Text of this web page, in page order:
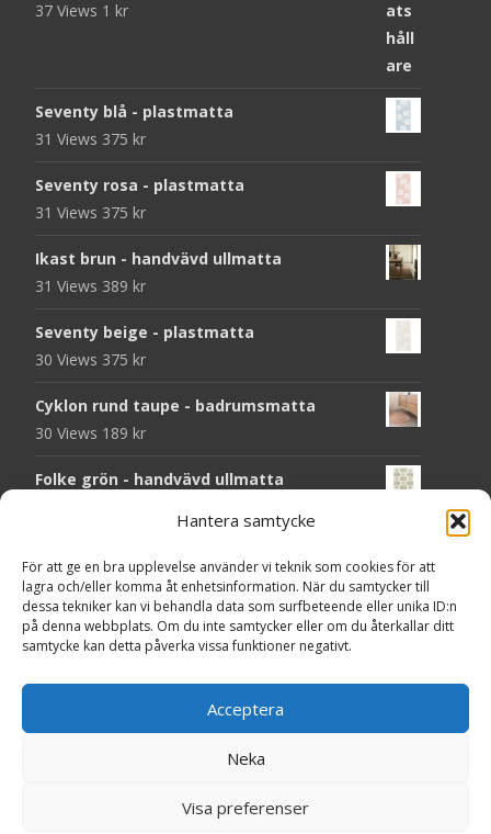
Hantera samtycke
För att ge en bra upplevelse använder vi teknik som cookies för att
lagra och/eller komma åt enhetsinformation. När du samtycker till
dessa tekniker kan vi behandla data som surfbeteende eller unika ID:n
på denna webbplats. Om du inte samtycker eller om du återkallar ditt
samtycke kan detta påverka vissa funktioner negativt.
Acceptera
Neka
Visa preferenser
37 Views 1 kr
Seventy blå - plastmatta
31 Views 375 kr
Seventy rosa - plastmatta
31 Views 375 kr
Ikast brun - handvävd ullmatta
31 Views 389 kr
Seventy beige - plastmatta
30 Views 375 kr
Cyklon rund taupe - badrumsmatta
30 Views 189 kr
Folke grön - handvävd ullmatta
28 Views375kr
Solliden rund dark green - handvävd
ullmatta
27 Views790kr
Powered by WordPress, Themei-craftby TemplatesNext.